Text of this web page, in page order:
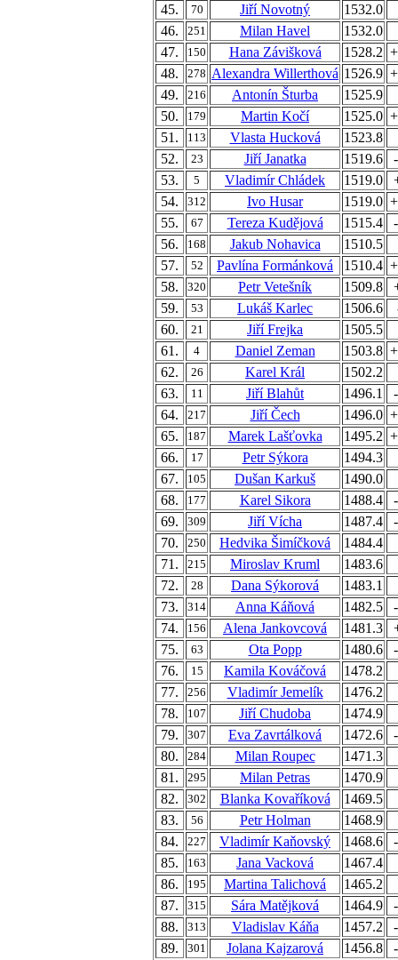
45.
70 Jiří Novotný
1532.0
46.
251 Milan Havel
1532.0
47.
150 Hana Závišková 1528.2
48.
278 Alexandra Willerthová 1526.9
49.
216 Antonín Šturba
1525.9
50.
179 Martin Kočí 1525.0
51.
113 Vlasta Hucková
1523.8
52.
23 Jiří Janatka 1519.6
53.
5 Vladimír Chládek 1519.0
54.
312 Ivo Husar 1519.0
55.
67 Tereza Kudějová 1515.4
56.
168 Jakub Nohavica
1510.5
57.
52 Pavlína Formánková 1510.4
58.
320 Petr Vetešník 1509.8
59.
53 Lukáš Karlec 1506.6
60.
21 Jiří Frejka
1505.5
61.
4 Daniel Zeman 1503.8
62.
26 Karel Král
1502.2
63.
11 Jiří Blahůt 1496.1
64.
217 Jiří Čech 1496.0
65.
187 Marek Lašťovka 1495.2
66.
17 Petr Sýkora
1494.3
67.
105 Dušan Karkuš
1490.0
68.
177 Karel Sikora 1488.4
69.
309 Jiří Vícha 1487.4
70.
250 Hedvika Šimíčková
1484.4
71.
215 Miroslav Kruml
1483.6
72.
28 Dana Sýkorová
1483.1
73.
314 Anna Káňová 1482.5
74.
156 Alena Jankovcová 1481.3
75.
63 Ota Popp 1480.6
76.
15 Kamila Kováčová
1478.2
77.
256 Vladimír Jemelík
1476.2
78.
107 Jiří Chudoba
1474.9
79.
307 Eva Zavrtálková 1472.6
80.
284 Milan Roupec
1471.3
81.
295 Milan Petras
1470.9
82.
302 Blanka Kovaříková
1469.5
83.
56 Petr Holman
1468.9
84.
227 Vladimír Kaňovský 1468.6
85.
163 Jana Vacková
1467.4
86.
195 Martina Talichová
1465.2
87.
315 Sára Matějková 1464.9
88.
313 Vladislav Káňa 1457.2
89.
301 Jolana Kajzarová 1456.8